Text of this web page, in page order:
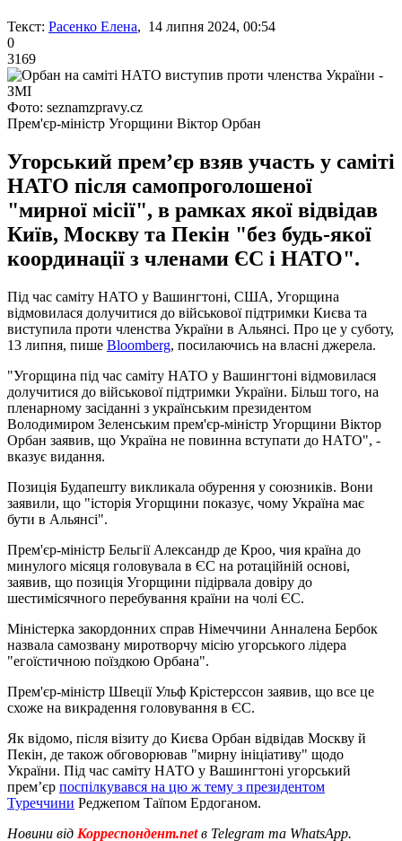
Текст: Расенко Елена, 14 липня 2024, 00:54
0
3169
Фото: seznamzpravy.cz
Прем'єр-міністр Угорщини Віктор Орбан
Угорський премʼєр взяв участь у саміті
НАТО після самопроголошеної
"мирної місії", в рамках якої відвідав
Київ, Москву та Пекін "без будь-якої
координації з членами ЄС і НАТО".
Під час саміту НАТО у Вашингтоні, США, Угорщина
відмовилася долучитися до військової підтримки Києва та
виступила проти членства України в Альянсі. Про це у суботу,
13 липня, пише Bloomberg, посилаючись на власні джерела.
"Угорщина під час саміту НАТО у Вашингтоні відмовилася
долучитися до військової підтримки України. Більш того, на
пленарному засіданні з українським президентом
Володимиром Зеленським прем'єр-міністр Угорщини Віктор
Орбан заявив, що Україна не повинна вступати до НАТО", -
вказує видання.
Позиція Будапешту викликала обурення у союзників. Вони
заявили, що "історія Угорщини показує, чому Україна має
бути в Альянсі".
Прем'єр-міністр Бельгії Александр де Кроо, чия країна до
минулого місяця головувала в ЄС на ротаційній основі,
заявив, що позиція Угорщини підірвала довіру до
шестимісячного перебування країни на чолі ЄС.
Міністерка закордонних справ Німеччини Анналена Бербок
назвала самозвану миротворчу місію угорського лідера
"егоїстичною поїздкою Орбана".
Прем'єр-міністр Швеції Ульф Крістерссон заявив, що все це
схоже на викрадення головування в ЄС.
Як відомо, після візиту до Києва Орбан відвідав Москву й
Пекін, де також обговорював "мирну ініціативу" щодо
України. Під час саміту НАТО у Вашингтоні угорський
прем’єр поспілкувався на цю ж тему з президентом
Туреччини Реджепом Таїпом Ердоганом.
Новини від Корреспондент.netв Telegram та WhatsApp.